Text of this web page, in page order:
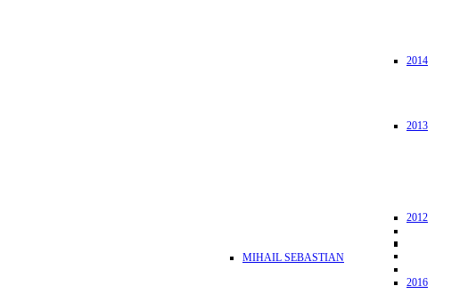
2014
2013
2012
MIHAIL SEBASTIAN
2016